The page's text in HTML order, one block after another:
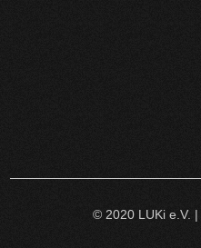
© 2020 LUKi e.V. |